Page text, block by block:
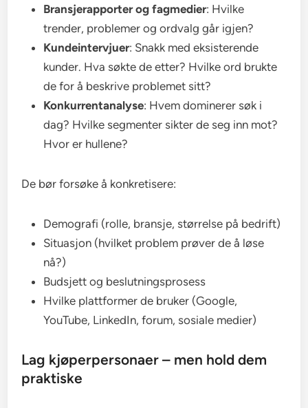
Bransjerapporter og fagmedier: Hvilke
trender, problemer og ordvalg går igjen?
Kundeintervjuer: Snakk med eksisterende
kunder. Hva søkte de etter? Hvilke ord brukte
de for å beskrive problemet sitt?
Konkurrentanalyse: Hvem dominerer søk i
dag? Hvilke segmenter sikter de seg inn mot?
Hvor er hullene?
De bør forsøke å konkretisere:
Demografi (rolle, bransje, størrelse på bedrift)
Situasjon (hvilket problem prøver de å løse
nå?)
Budsjett og beslutningsprosess
Hvilke plattformer de bruker (Google,
YouTube, LinkedIn, forum, sosiale medier)
Lag kjøperpersonaer – men hold dem
praktiske